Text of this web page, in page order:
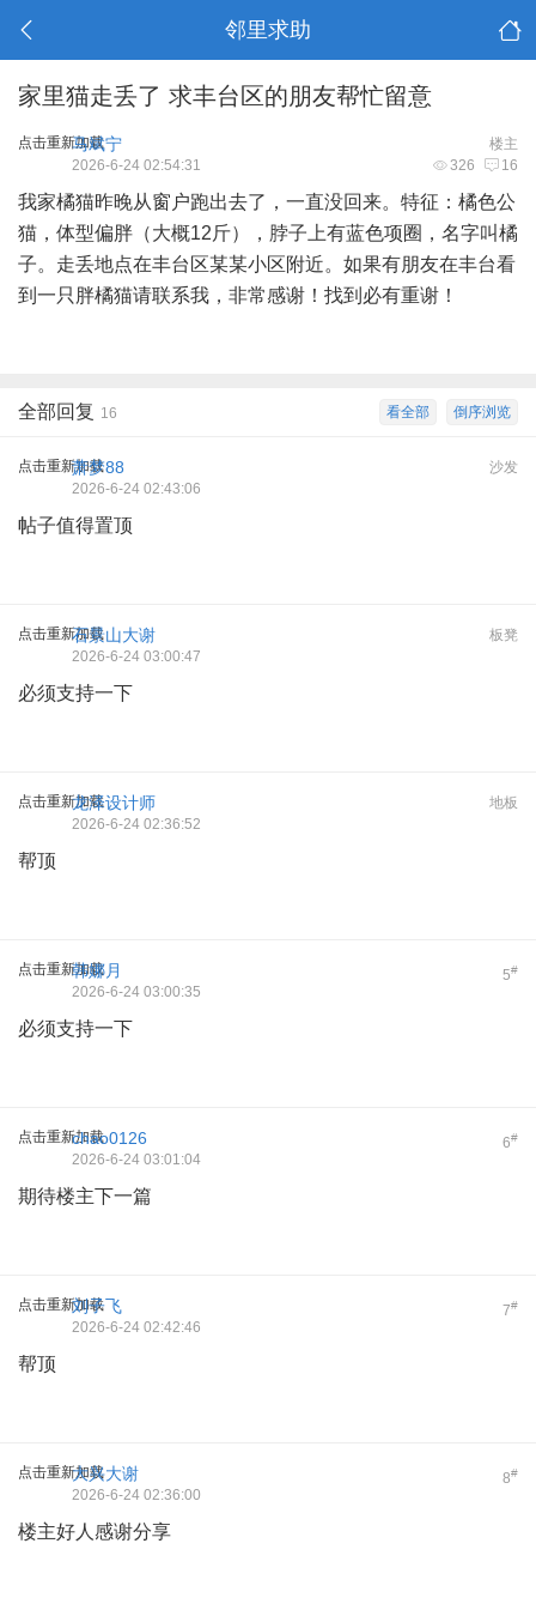
邻里求助
家里猫走丢了 求丰台区的朋友帮忙留意
点击重新加载 楼主
马斌宁
326 16
2026-6-24 02:54:31
我家橘猫昨晚从窗户跑出去了，一直没回来。特征：橘色公
猫，体型偏胖（大概12斤），脖子上有蓝色项圈，名字叫橘
子。走丢地点在丰台区某某小区附近。如果有朋友在丰台看
到一只胖橘猫请联系我，非常感谢！找到必有重谢！
倒序浏览
看全部
全部回复 16
点击重新加载 沙发
萧梦88
2026-6-24 02:43:06
帖子值得置顶
点击重新加载 板凳
石景山大谢
2026-6-24 03:00:47
必须支持一下
点击重新加载 地板
龙泽设计师
2026-6-24 02:36:52
帮顶
点击重新加载 5#
韩娜月
2026-6-24 03:00:35
必须支持一下
点击重新加载 6#
chao0126
2026-6-24 03:01:04
期待楼主下一篇
点击重新加载 7#
刘子飞
2026-6-24 02:42:46
帮顶
点击重新加载 8#
大兴大谢
2026-6-24 02:36:00
楼主好人感谢分享